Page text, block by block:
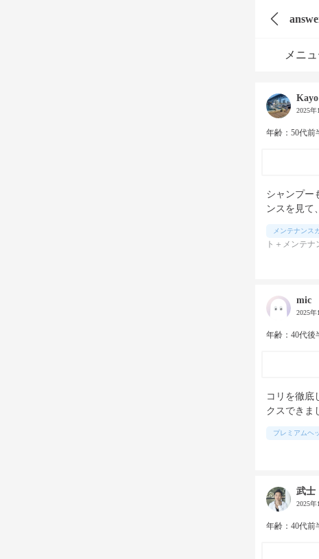
メニ
Kayo
2025年
年齢：50代前
シャンプー
ンスを見て
メンテナンス
ト＋メンテナ
mic
2025年
年齢：40代後
コリを徹底
クスできま
プレミアムヘ
武士
2025年
年齢：40代前